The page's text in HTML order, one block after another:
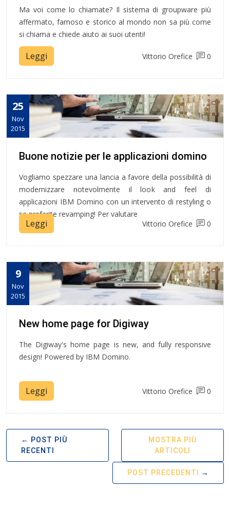
Ma voi come lo chiamate? Il sistema di groupware più
affermato, famoso e storico al mondo non sa più come
si chiama e chiede aiuto ai suoi utenti!
Leggi Vittorio Orefice 0
25
Nov
2015
Buone notizie per le applicazioni domino
Vogliamo spezzare una lancia a favore della possibilità di
modernizzare notevolmente il look and feel di
applicazioni IBM Domino con un intervento di restyling o
se preferite revamping! Per valutare
Leggi Vittorio Orefice 0
9
Nov
2015
New home page for Digiway
The Digiway's home page is new, and fully responsive
design! Powered by IBM Domino.
Leggi Vittorio Orefice 0
POST PIÙ
RECENTI
MOSTRA PIÙ
ARTICOLI
POST PRECEDENTI